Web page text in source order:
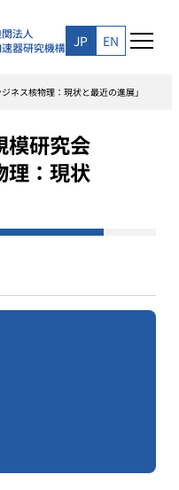
JP EN
ネス核物理：現状と最近の進展」
模研究会
理：現状